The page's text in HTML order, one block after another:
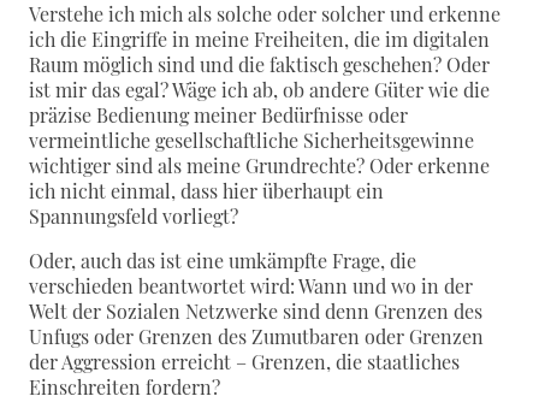
Verstehe ich mich als solche oder solcher und erkenne
ich die Eingriffe in meine Freiheiten, die im digitalen
Raum möglich sind und die faktisch geschehen? Oder
ist mir das egal? Wäge ich ab, ob andere Güter wie die
präzise Bedienung meiner Bedürfnisse oder
vermeintliche gesellschaftliche Sicherheitsgewinne
wichtiger sind als meine Grundrechte? Oder erkenne
ich nicht einmal, dass hier überhaupt ein
Spannungsfeld vorliegt?
Oder, auch das ist eine umkämpfte Frage, die
verschieden beantwortet wird: Wann und wo in der
Welt der Sozialen Netzwerke sind denn Grenzen des
Unfugs oder Grenzen des Zumutbaren oder Grenzen
der Aggression erreicht – Grenzen, die staatliches
Einschreiten fordern?